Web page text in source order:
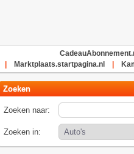
Marktplaats.startpagina.nl
Zoeken
Zoeken naar:
Zoeken in: